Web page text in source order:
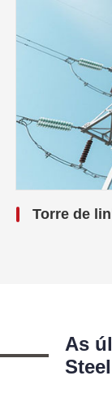
Torre de
As